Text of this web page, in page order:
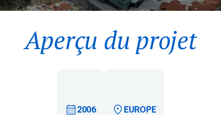
Aperçu du projet
2006 EUROPE